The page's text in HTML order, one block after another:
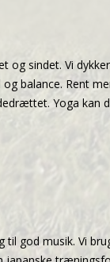
sindet. Vi
balance. Rent
Yoga kan
god musik. Vi